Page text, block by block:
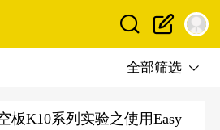
全部筛选
板K10系列实验之使用Easy